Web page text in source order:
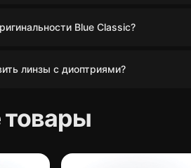
Blue Classic?
линзы с диоптриями?